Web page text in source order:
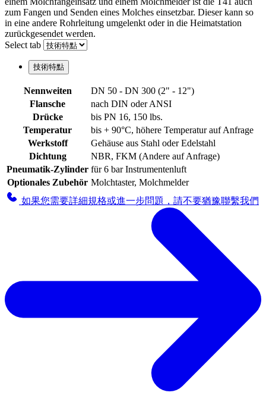
zum Fangen und Senden eines Molches einsetzbar. Dieser kann so
in eine andere Rohrleitung umgelenkt oder in die Heimatstation
zurückgesendet werden.
Select tab
技術特點
Nennweiten
DN 50 - DN 300 (2" - 12")
Flansche
nach DIN oder ANSI
Drücke
bis PN 16, 150 lbs.
Temperatur
bis + 90°C, höhere Temperatur auf Anfrage
Werkstoff
Gehäuse aus Stahl oder Edelstahl
Dichtung
NBR, FKM (Andere auf Anfrage)
Pneumatik-Zylinder für 6 bar Instrumentenluft
Optionales Zubehör Molchtaster, Molchmelder
如果您需要詳細規格或進一步問題，請不要猶豫聯繫我們